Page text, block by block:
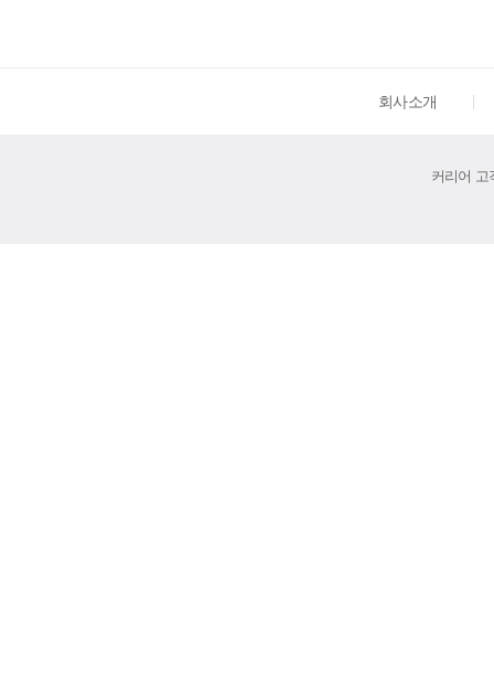
회사소개
커리어 고